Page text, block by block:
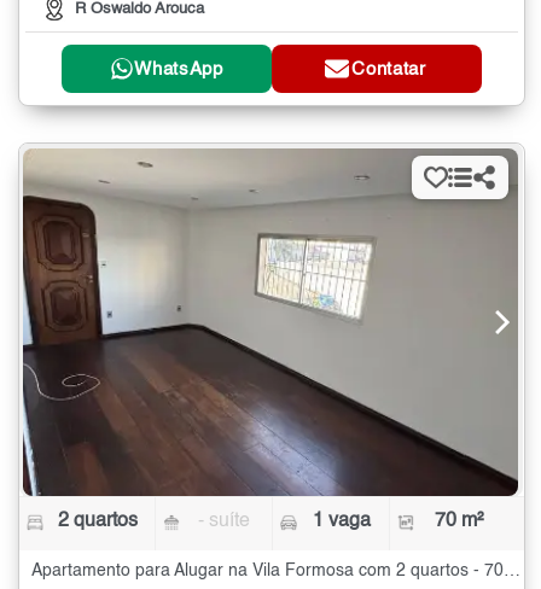
R Oswaldo Arouca
WhatsApp Contatar
2 quartos - suíte 1 vaga 70 m²
Apartamento para Alugar na Vila Formosa com 2 quartos - 70 m²